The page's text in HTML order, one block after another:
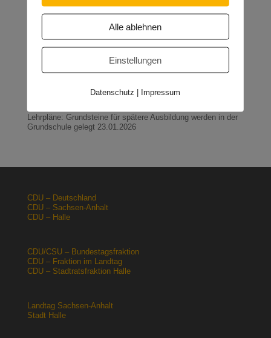
Neueste Beiträge
Sondervermögen für die Europachaussee richtige
Halle: Erhöhung der Gewerbesteuer ist falsches Signal
Orgacid-Altlasten: Bund und Land mit in der Verantwortung
Halle: Sondervermögen Infrastruktur für die Europachaussee
Lehrpläne: Grundsteine für spätere Ausbildung werden in der
Grundschule gelegt 23.01.2026
CDU – Deutschland
CDU – Sachsen-Anhalt
CDU – Halle
CDU/CSU – Bundestagsfraktion
CDU – Fraktion im Landtag
CDU – Stadtratsfraktion Halle
Landtag Sachsen-Anhalt
Stadt Halle
Alle ablehnen
Einstellungen
Datenschutz | Impressum